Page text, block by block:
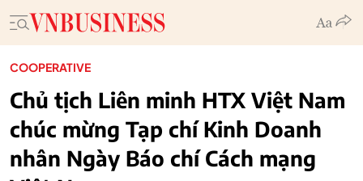
COOPERATIVE
Chủ tịch Liên minh HTX Việt Nam
chúc mừng Tạp chí Kinh Doanh
nhân Ngày Báo chí Cách mạng